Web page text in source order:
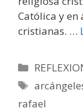
Católica y
cristianas. …
Etiquetas
rafael